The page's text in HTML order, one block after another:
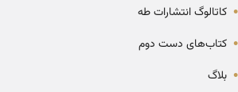
• کاتالوگ انتشارات طه
• کتاب‌های دست دوم
• بلاگ